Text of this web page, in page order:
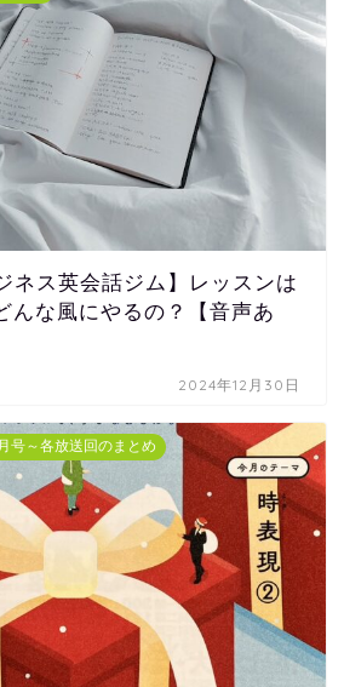
ネス英会話ジム】レッスンは
んな風にやるの？【音声あ
2024年12月30日
号～各放送回のまとめ